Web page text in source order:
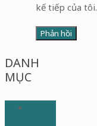
kế tiếp của tôi.
DANH
MỤC